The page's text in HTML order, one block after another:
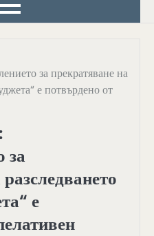
за прекратяване на
е потвърдено от
за
е